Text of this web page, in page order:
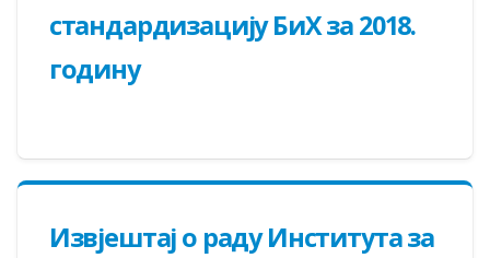
стандардизацију БиХ за 2018.
годину
Извјештај о раду Института за